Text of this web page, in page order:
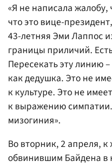
«Я не написала жалобу,
что это вице-
43-летняя Эми Лаппос
границы приличий.
Пересекать эту линию
как дедушка. Это не
к культуре. Это не
к выражению
мизогиния».
Во вторник, 2 апреля,
обвинившим Байдена в